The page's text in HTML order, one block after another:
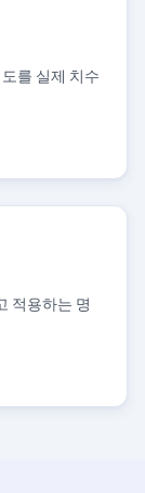
를 실제 치수
적용하는 명